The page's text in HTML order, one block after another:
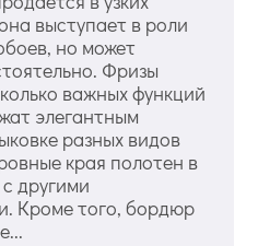
выступает в роли
но может
Фризы
важных функций
элегантным
разных видов
края полотен в
другими
Кроме того, бордюр